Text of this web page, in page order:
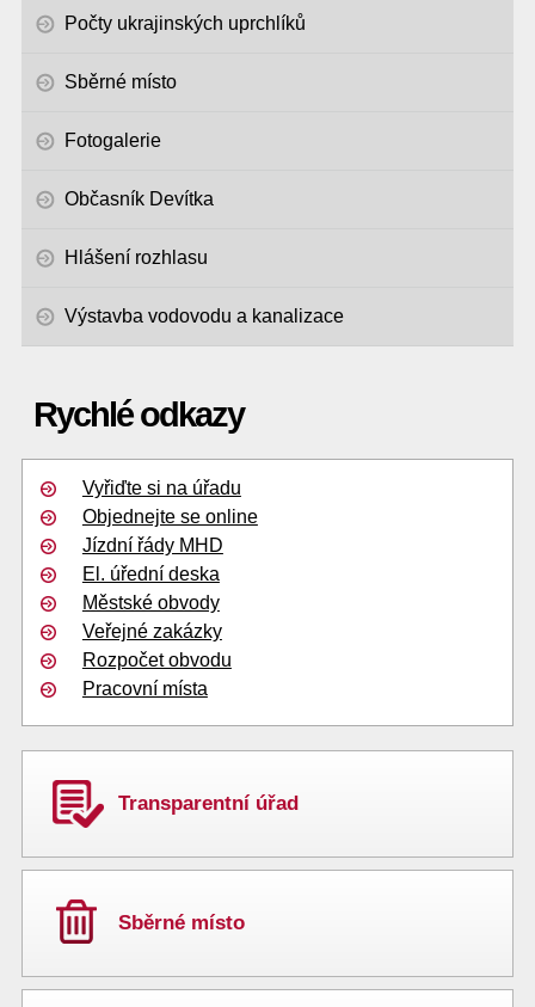
Počty ukrajinských uprchlíků
Sběrné místo
Fotogalerie
Občasník Devítka
Hlášení rozhlasu
Výstavba vodovodu a kanalizace
Rychlé odkazy
Vyřiďte si na úřadu
Objednejte se online
Jízdní řády MHD
El. úřední deska
Městské obvody
Veřejné zakázky
Rozpočet obvodu
Pracovní místa
Transparentní úřad
Sběrné místo